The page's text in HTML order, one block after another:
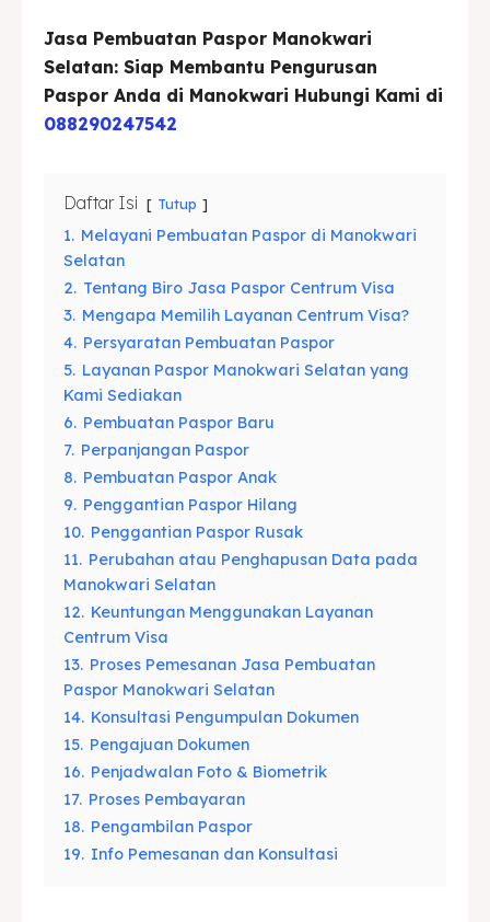
Asuransi
Blog
Asuransi
Blog
Jasa Pembuatan Paspor Manokwari
Selatan: Siap Membantu Pengurusan
Paspor Anda di Manokwari Hubungi Kami di
088290247542
Daftar Isi Tutup
1. Melayani Pembuatan Paspor di Manokwari
Selatan
2. Tentang Biro Jasa Paspor Centrum Visa
3. Mengapa Memilih Layanan Centrum Visa?
4. Persyaratan Pembuatan Paspor
5. Layanan Paspor Manokwari Selatan yang
Kami Sediakan
6. Pembuatan Paspor Baru
7. Perpanjangan Paspor
8. Pembuatan Paspor Anak
9. Penggantian Paspor Hilang
10. Penggantian Paspor Rusak
11. Perubahan atau Penghapusan Data pada
Manokwari Selatan
12. Keuntungan Menggunakan Layanan
Centrum Visa
13. Proses Pemesanan Jasa Pembuatan
Paspor Manokwari Selatan
14. Konsultasi Pengumpulan Dokumen
15. Pengajuan Dokumen
16. Penjadwalan Foto & Biometrik
17. Proses Pembayaran
18. Pengambilan Paspor
19. Info Pemesanan dan Konsultasi